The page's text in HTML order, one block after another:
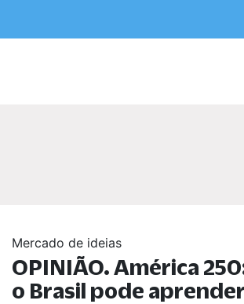
Mercado de ideias
OPINIÃO. América
o Brasil pode aprender